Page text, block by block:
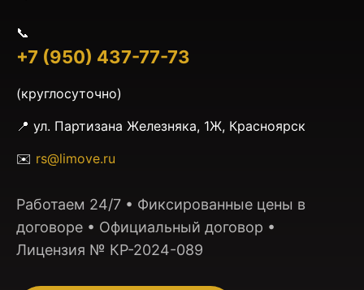
📞
+7 (950) 437-77-73
(круглосуточно)
📍 ул. Партизана Железняка, 1Ж, Красноярск
✉️ rs@limove.ru
Работаем 24/7 • Фиксированные цены в
договоре • Официальный договор •
Лицензия № КР-2024-089